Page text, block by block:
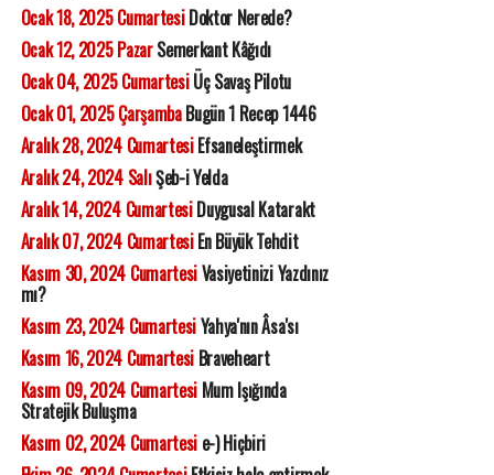
Ocak 18, 2025 CumartesiDoktor Nerede?
Ocak 12, 2025 PazarSemerkant Kâğıdı
Ocak 04, 2025 CumartesiÜç Savaş Pilotu
Ocak 01, 2025 ÇarşambaBugün 1 Recep 1446
Aralık 28, 2024 CumartesiEfsaneleştirmek
Aralık 24, 2024 SalıŞeb-i Yelda
Aralık 14, 2024 CumartesiDuygusal Katarakt
Aralık 07, 2024 CumartesiEn Büyük Tehdit
Kasım 30, 2024 CumartesiVasiyetinizi Yazdınız
mı?
Kasım 23, 2024 CumartesiYahya'nın Âsa'sı
Kasım 16, 2024 CumartesiBraveheart
Kasım 09, 2024 CumartesiMum Işığında
Stratejik Buluşma
Kasım 02, 2024 Cumartesie-) Hiçbiri